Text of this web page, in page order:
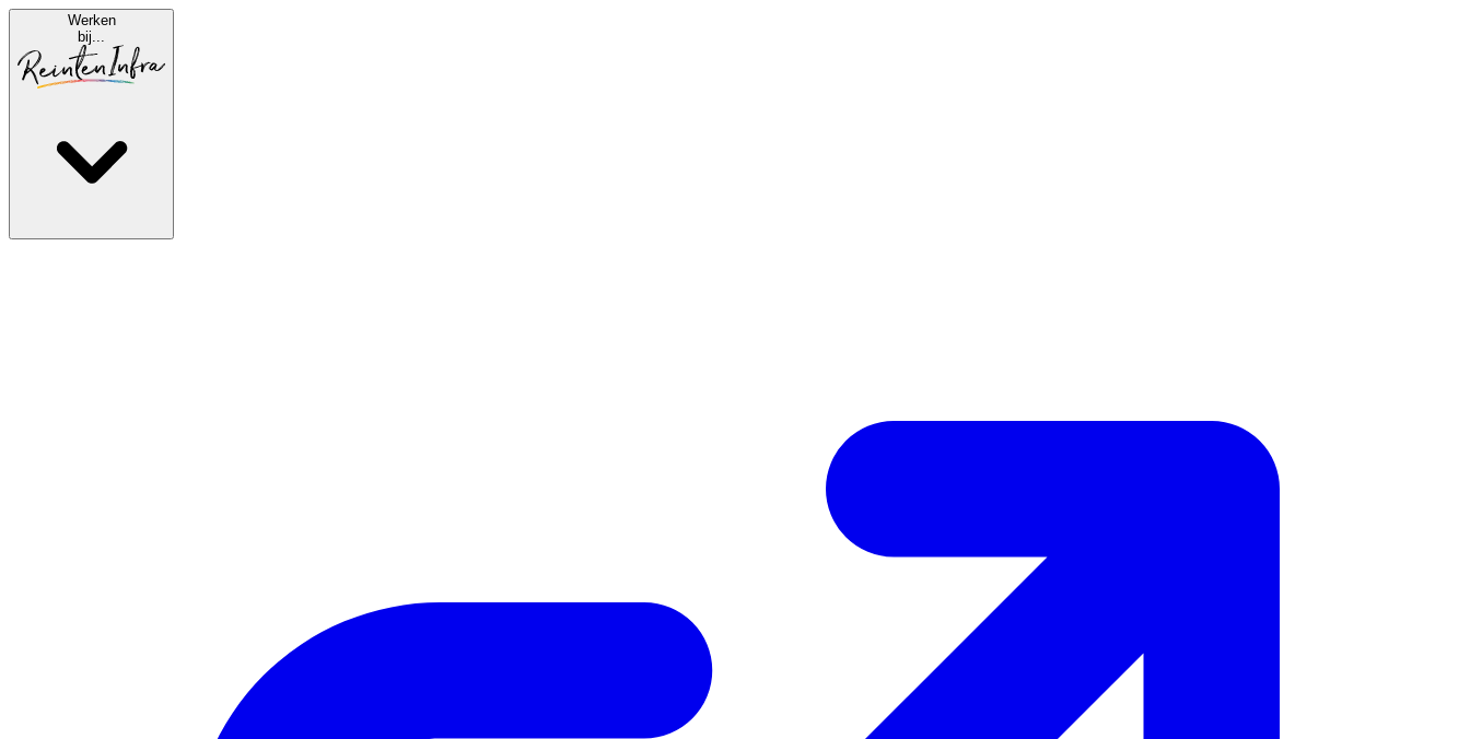
Werken
bij...